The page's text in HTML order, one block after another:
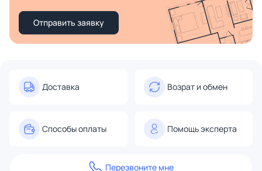
Отправить заявку
Доставка Возрат и обмен
Способы оплаты Помощь эксперта
Перезвоните мне